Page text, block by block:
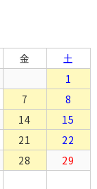
金
土
1
7
8
14
15
21
22
28
29